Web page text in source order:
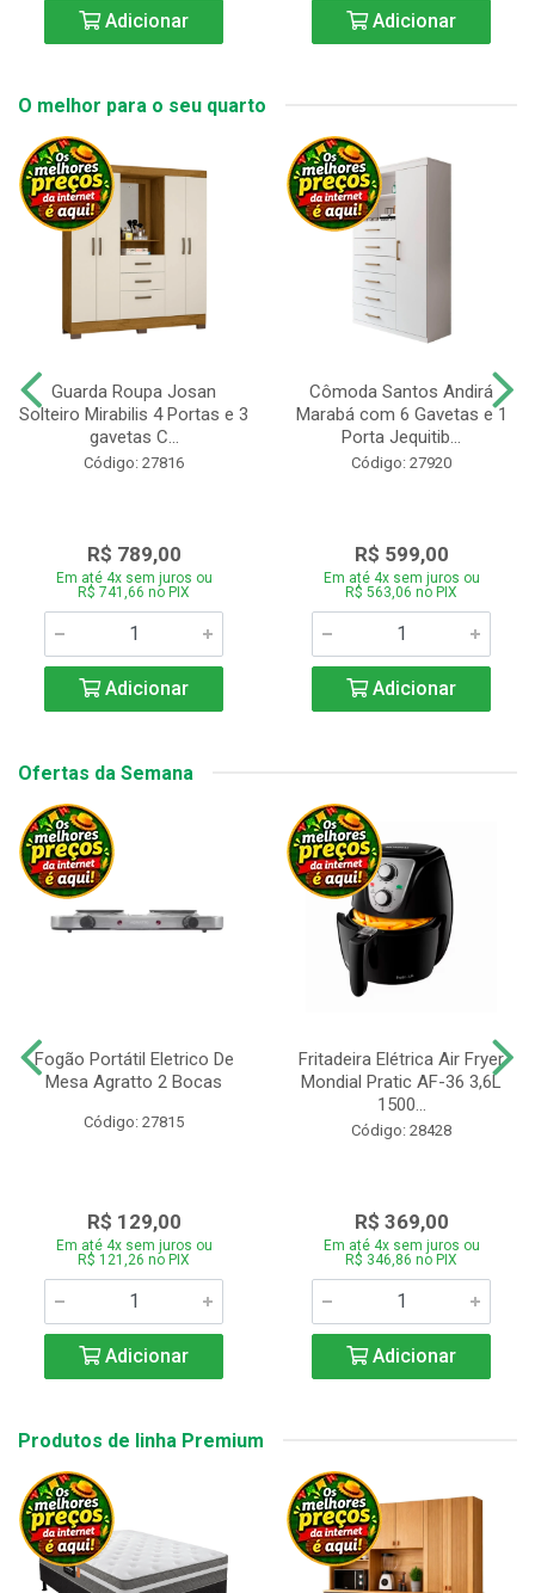
Adicionar Adicionar
O melhor para o seu quarto
Guarda Roupa Josan
Solteiro Mirabilis 4 Portas e 3
gavetas C...
Código: 27816
R$ 789,00
Em até 4x sem juros ou
R$ 741,66 no PIX
Adicionar
Cômoda Santos Andirá
Marabá com 6 Gavetas e 1
Porta Jequitib...
Código: 27920
R$ 599,00
Em até 4x sem juros ou
R$ 563,06 no PIX
Adicionar
Ofertas da Semana
Fogão Portátil Eletrico De
Mesa Agratto 2 Bocas
Código: 27815
R$ 129,00
Em até 4x sem juros ou
R$ 121,26 no PIX
Adicionar
Fritadeira Elétrica Air Fryer
Mondial Pratic AF-36 3,6L
1500...
Código: 28428
R$ 369,00
Em até 4x sem juros ou
R$ 346,86 no PIX
Adicionar
Produtos de linha Premium